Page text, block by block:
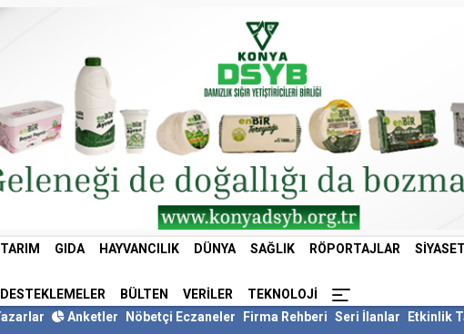
TARIM GIDA HAYVANCILIK DÜNYA SAĞLIK RÖPORTAJLAR SIYASET
DESTEKLEMELER BÜLTEN VERILER
TEKNOLOJI
Anketler Nöbetçi Eczaneler Firma Rehberi Seri İlanlar
Etkinlik